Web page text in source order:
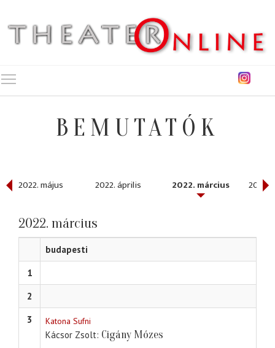
BEMUTATÓK
2022. május 2022. április 2022. március 2022.
2022. március
budapesti
1
2
3
Katona Sufni
Kácsor Zsolt Cigány Mózes